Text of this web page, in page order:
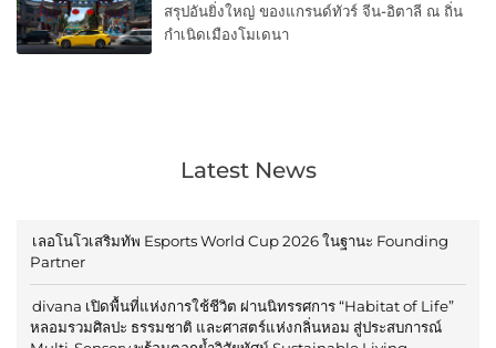
สรุปอันยิ่งใหญ่ ของแกรนด์ทัวร์ จีน-อิตาลี ณ ถิ่น
กำเนิดเมืองโมเดนา
Latest News
เลอโนโวเสริมทัพ Esports World Cup 2026 ในฐานะ Founding
Partner
divana เปิดพื้นที่แห่งการใช้ชีวิต ผ่านนิทรรศการ “Habitat of Life”
หลอมรวมศิลปะ ธรรมชาติ และศาสตร์แห่งกลิ่นหอม สู่ประสบการณ์